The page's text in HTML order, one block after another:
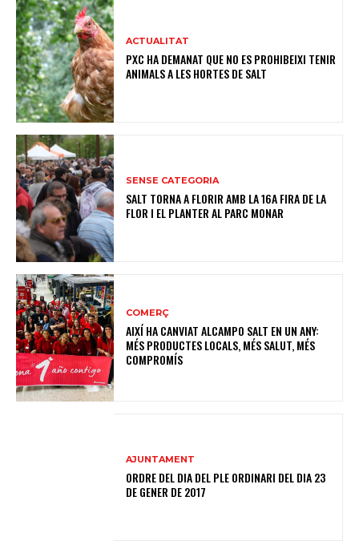
ACTUALITAT
PXC HA DEMANAT QUE NO ES PROHIBEIXI TENIR
ANIMALS A LES HORTES DE SALT
SENSE CATEGORIA
SALT TORNA A FLORIR AMB LA 16A FIRA DE LA
FLOR I EL PLANTER AL PARC MONAR
COMERÇ
AIXÍ HA CANVIAT ALCAMPO SALT EN UN ANY:
MÉS PRODUCTES LOCALS, MÉS SALUT, MÉS
COMPROMÍS
AJUNTAMENT
ORDRE DEL DIA DEL PLE ORDINARI DEL DIA 23
DE GENER DE 2017